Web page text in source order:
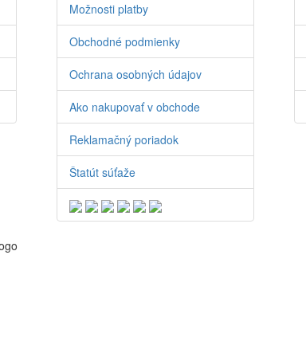
Možnosti platby
Obchodné podmienky
Ochrana osobných údajov
Ako nakupovať v obchode
Reklamačný poriadok
Štatút súťaže